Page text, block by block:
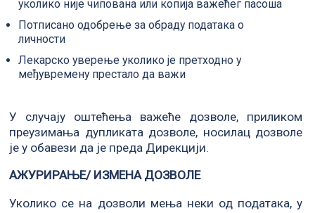
уколико није чипована или копија важећег пасоша
Потписано одобрење за обраду података о
личности
Лекарско уверење уколико је претходно у
међувремену престало да важи
У случају оштећења важеће дозволе, приликом
преузимања дупликата дозволе, носилац дозволе
је у обавези да је преда Дирекцији.
АЖУРИРАЊЕ/ ИЗМЕНА ДОЗВОЛЕ
Уколико се на дозволи мења неки од података, у